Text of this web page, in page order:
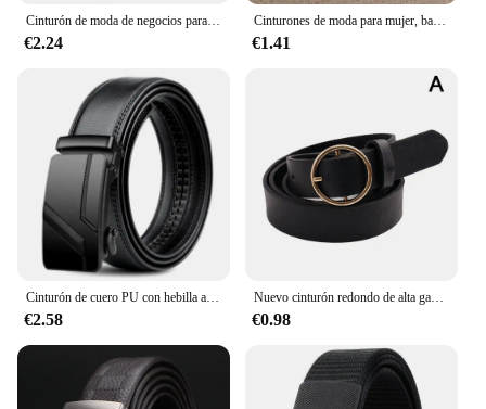
Cinturón de moda de negocios para hombres, hebilla automática sin dientes, cinturón informal, nuevo producto, alta calidad
€2.24
Cinturones de moda para mujer, banda elástica de cintura Simple, hebilla redonda, decoración de abrigo, suéter, cinturón de fiesta, regalo
€1.41
Cinturón de cuero PU con hebilla automática para hombre, cinturón masculino de negocios Popular de alta calidad
€2.58
Nuevo cinturón redondo de alta gama para mujer, cinturón de cintura a la moda, hebilla de Metal de cuero para mujer, vestido de ocio, pretina decorativa para pantalones vaqueros
€0.98